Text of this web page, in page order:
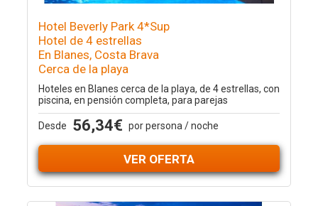
Hotel Beverly Park 4*Sup
Hotel de 4 estrellas
En Blanes, Costa Brava
Cerca de la playa
Hoteles en Blanes cerca de la playa, de 4 estrellas, con
piscina, en pensión completa, para parejas
Desde 56,34€ por persona / noche
VER OFERTA